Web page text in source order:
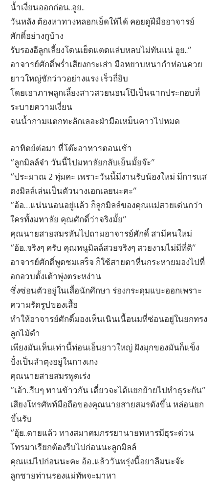
น้ำเงี่ยนออกก่อน..อูย..
วันหลัง ต้องหาทางหลอกเย็ดให้ได้ คอยดูฝีมืออาจารย์
ศักดิ์อย่างกูบ้าง
รับรองอีลูกเลี้ยงโดนเย็ดแตดแล่บหลบไม่ทันแน่ อูย..”
อาจารย์ศักดิ์พร่ำเสียงกระเส่า มือหยาบหนากำท่อนควย
ยาวใหญ่ชักว่าวอย่างแรง เร็วถี่ยิบ
โดยเอาภาพลูกเลี้ยงสาวสวยนอนโป๊เป็นฉากประกอบที่
ระบายความเงี่ยน
จนน้ำกามแตกทะลักเลอะฝ่ามือเหม็นคาวไปหมด
อาทิตย์ต่อมา ที่โต๊ะอาหารตอนเช้า
“ลูกมิลล์จ๋า วันนี้ไปมหาลัยกลับเย็นมั้ยจ๊ะ”
“ประมาณ 2 ทุ่มคะ เพราะวันนี้มีงานรับน้องใหม่ มีการแส
ดงมิลล์เล่นเป็นตัวนางเอกเลยนะคะ”
“อ้อ…แน่นนอนอยู่แล้ว ก็ลูกมิลล์ของคุณแม่สวยเด่นกว่า
ใครทั้งมหาลัย คุณศักดิ์ว่าจริงมั้ย”
คุณนายสายสมรหันไปถามอาจารย์ศักดิ์ สามีคนใหม่
“อ้อ..จริงๆ ครับ คุณหนูมิลล์สวยจริงๆ สวยงามไม่มีที่ติ”
อาจารย์ศักดิ์พูดชมเสร็จ ก็ใช้สายตาหื่นกระหายมองไปที่
อกอวบตั้งเต้าพุ่งตระหง่าน
ซึ่งซ่อนตัวอยู่ในเสื้อนักศึกษา ร่องกระดุมแบะออกเพราะ
ความรัดรูปของเสื้อ
ทำให้อาจารย์ศักดิ์มองเห็นเนินเนื้อนมที่ซ่อนอยู่ในยกทรง
ลูกไม้ดำ
เพียงมันเห็นเท่านี้ท่อนเอ็นยาวใหญ่ ฝังมุกของมันก็แข็ง
ปั๋งเป็นลำตุงอยู่ในกางเกง
คุณนายสายสมรพูดเร่ง
“เอ้า..รีบๆ ทานข้าวกัน เดี๋ยวจะได้แยกย้ายไปทำธุระกัน”
เสียงโทรศัพท์มือถือของคุณนายสายสมรดังขึ้น หล่อนยก
ขึ้นรับ
“อุ้ย..ตายแล้ว ทางสมาคมภรรยานายทหารมีธุระด่วน
โทรมาเรียกต้องรีบไปก่อนนะลูกมิลล์
คุณแม่ไปก่อนนะคะ อ้อ..แล้ววันพรุ่งนี้อยาลืมนะจ๊ะ
ลูกชายท่านรองแม่ทัพจะมาหา